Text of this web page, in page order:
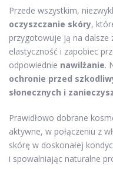
Przede wszystkim,
oczyszczanie skóry,
przygotowuje ją na dalsze
elastyczność i zapobiec
odpowiednie nawilżanie.
ochronie przed
słonecznych i
Prawidłowo dobrane
aktywne, w połączeniu z
skórę w doskonałej
i spowalniając naturalne